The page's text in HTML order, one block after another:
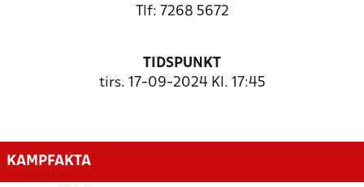
Tlf: 7268 5672
TIDSPUNKT
tirs. 17-09-2024 Kl. 17:45
KAMPFAKTA